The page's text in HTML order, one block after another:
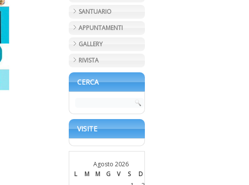
SANTUARIO
APPUNTAMENTI
GALLERY
RIVISTA
CERCA
VISITE
Agosto 2026
L
M M G V S D